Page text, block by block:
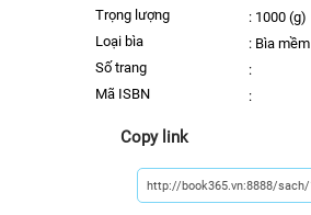
trọng lượng
: 1000 (g)
Loại bìa
: Bìa mềm
số trang
:
Mã ISBN
:
Copy link